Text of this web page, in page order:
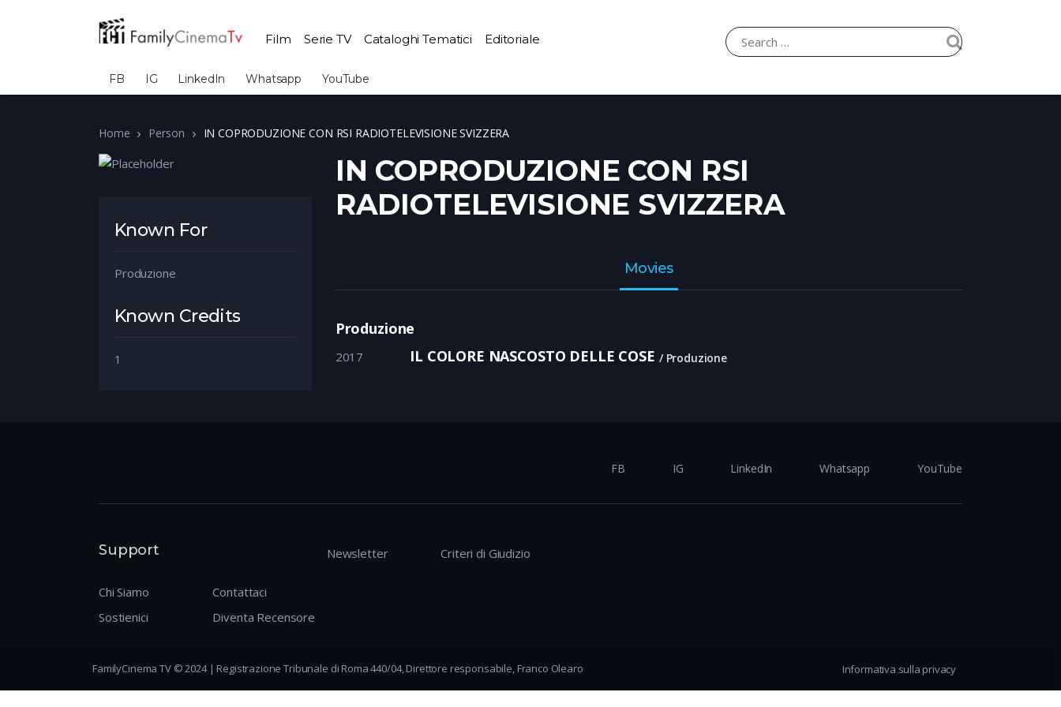
Film Serie TV Cataloghi Tematici Editoriale
FB IG LinkedIn Whatsapp YouTube
Home Person IN COPRODUZIONE CON RSI RADIOTELEVISIONE SVIZZERA
Known For
Produzione
Known Credits
1
IN COPRODUZIONE CON RSI
RADIOTELEVISIONE SVIZZERA
Movies
Produzione
2017 IL COLORE NASCOSTO DELLE COSE Produzione
FB IG LinkedIn Whatsapp YouTube
Support
Chi Siamo
Sostienici
Contattaci
Diventa Recensore
Newsletter Criteri di Giudizio
FamilyCinema TV © 2024 | Registrazione Tribunale di Roma 440/04, Direttore responsabile, Franco Olearo Informativa sulla privacy